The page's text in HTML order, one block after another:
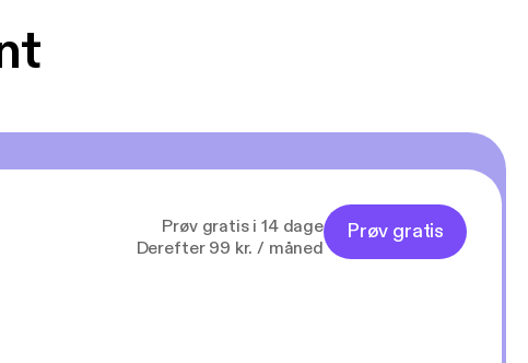
Prøv gratis i 14 dage
Derefter 99 kr. / måned
Prøv gratis